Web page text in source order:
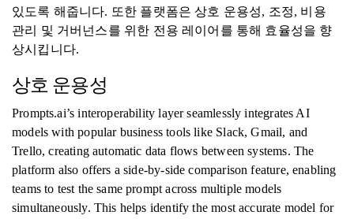
있도록 해줍니다. 또한 플랫폼은 상호 운용성, 조정, 비용
관리 및 거버넌스를 위한 전용 레이어를 통해 효율성을 향
상시킵니다.
상호 운용성
Prompts.ai’s interoperability layer seamlessly integrates AI
models with popular business tools like Slack, Gmail, and
Trello, creating automatic data flows between systems. The
platform also offers a side-by-side comparison feature, enabling
teams to test the same prompt across multiple models
simultaneously. This helps identify the most accurate model for